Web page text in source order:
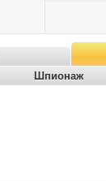
Шпионаж